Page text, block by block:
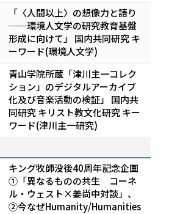
「〈人間以上〉の想像力と語り
──環境人文学の研究教育基盤
形成に向けて」 国内共同研究 キ
ーワード(環境人文学)
青山学院所蔵「津川主一コレク
ション」のデジタルアーカイブ
化及び音楽活動の検証」 国内共
同研究 キリスト教文化研究 キー
ワード(津川主一研究)
キング牧師没後40周年記念企画
①「異なるものの共生 コーネ
ル・ウェスト×姜尚中対談」、
②今なぜHumanity/Humanities